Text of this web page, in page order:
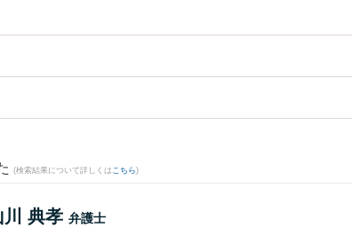
(検索結果について詳しくは こちら)
川 典孝 弁護士